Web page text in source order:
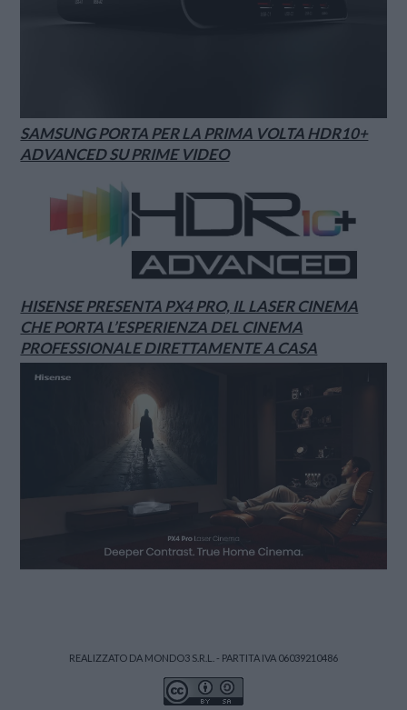
SAMSUNG PORTA PER LA PRIMA VOLTA HDR10+
ADVANCED SU PRIME VIDEO
HISENSE PRESENTA PX4 PRO, IL LASER CINEMA
CHE PORTA L’ESPERIENZA DEL CINEMA
PROFESSIONALE DIRETTAMENTE A CASA
REALIZZATO DA MONDO3 S.R.L. - PARTITA IVA 06039210486